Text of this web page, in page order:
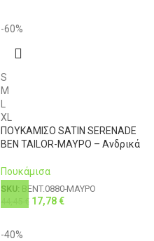
-60%
S
M
XL
ΠΟΥΚΑΜΙΣΟ SATIN SERENADE
BEN TAILOR-ΜΑΥΡΟ – Ανδρικά
Πουκάμισα
SKU: BENT.0880-ΜΑΥΡΟ
€ 17,78€
-40%